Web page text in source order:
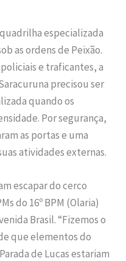
especializada
as ordens de Peixão.
e traficantes, a
precisou ser
quando os
Por segurança,
as portas e uma
atividades externas.
escapar do cerco
do 16º BPM (Olaria)
Brasil. “Fizemos o
que elementos do
de Lucas estariam